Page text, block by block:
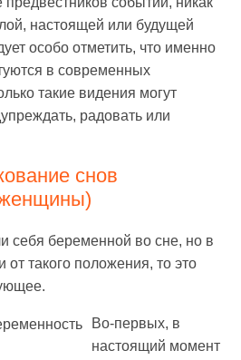
настоящей или будущей
особо отметить, что именно
в современных
такие видения могут
радовать или
снов
себя беременной во сне, но в
от такого положения, то это
Во-первых, в
настоящий момент